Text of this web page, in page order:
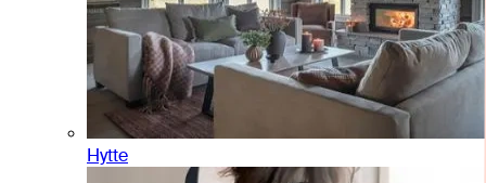
Hytte